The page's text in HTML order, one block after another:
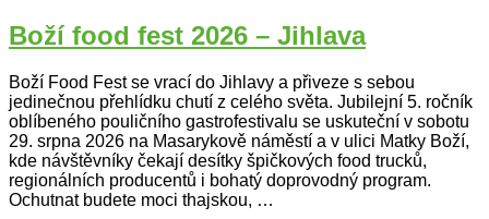
Boží food fest 2026 – Jihlava
Boží Food Fest se vrací do Jihlavy a přiveze s sebou
jedinečnou přehlídku chutí z celého světa. Jubilejní 5. ročník
oblíbeného pouličního gastrofestivalu se uskuteční v sobotu
29. srpna 2026 na Masarykově náměstí a v ulici Matky Boží,
kde návštěvníky čekají desítky špičkových food trucků,
regionálních producentů i bohatý doprovodný program.
Ochutnat budete moci thajskou, …